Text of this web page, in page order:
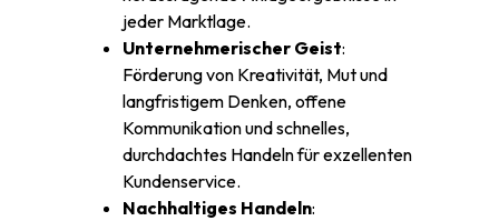
jeder Marktlage.
Unternehmerischer Geist:
Förderung von Kreativität, Mut und
langfristigem Denken, offene
Kommunikation und schnelles,
durchdachtes Handeln für exzellenten
Kundenservice.
Nachhaltiges Handeln: